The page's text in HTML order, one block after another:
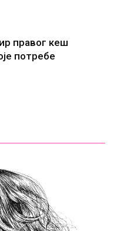
правог кеш
потребе